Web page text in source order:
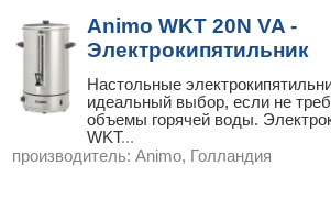
Animo WKT 20N VA -
Электрокипятильник
Настольные
идеальный выбор, если не
объемы горячей воды.
WKT...
производитель: Animo, Голландия